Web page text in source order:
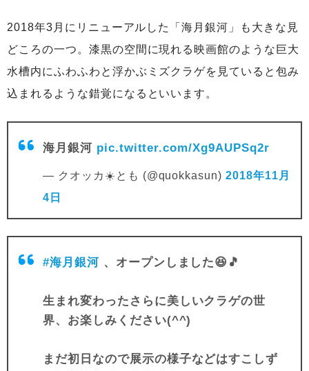
2018年3月にリニューアルした「海月銀河」も大きな見
どころの一つ。漆黒の空間に現れる映画館のような巨大
水槽内にふわふわと浮かぶミズクラゲを見ていると包み
込まれるような錯覚になるといいます。
海月銀河 pic.twitter.com/Xg9AUPSq2r
— クオッカ☀️とも (@quokkasun)2018年11月
4日
#海月銀河、オープンしました😆🎵
生まれ変わったさらに美しいクラゲの世
界、お楽しみください(^^)
まだ初日なので展示の様子などはすこしず